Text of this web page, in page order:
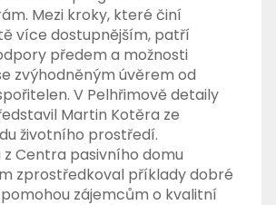
Mezi kroky, které činí
více dostupnějším, patří
předem a možnosti
zvýhodněným úvěrem od
V Pelhřimově detaily
Martin Kotěra ze
životního prostředí.
z Centra pasivního domu
zprostředkoval příklady dobré
zájemcům o kvalitní